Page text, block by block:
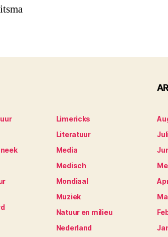
Limericks
Literatuur
Media
Medisch
Mondiaal
Muziek
Natuur en milieu
Nederland